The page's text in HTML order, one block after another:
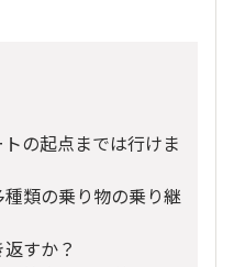
の起点までは行けま
類の乗り物の乗り継
すか？